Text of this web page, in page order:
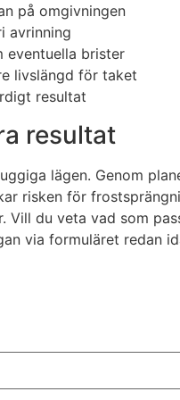
på omgivningen
avrinning
eventuella brister
livslängd för taket
resultat
resultat
lägen. Genom
risken för
du veta vad som
via formuläret redan